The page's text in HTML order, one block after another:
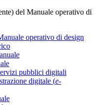
del Manuale operativo di
operativo di design
pubblici digitali
digitale (e-